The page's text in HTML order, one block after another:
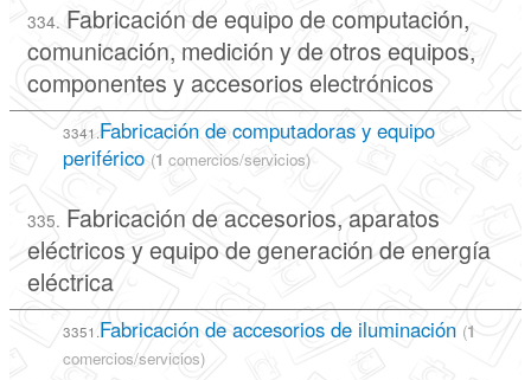
334. Fabricación de equipo de computación,
comunicación, medición y de otros equipos,
componentes y accesorios electrónicos
3341.Fabricación de computadoras y equipo
periférico (1 comercios/servicios)
335. Fabricación de accesorios, aparatos
eléctricos y equipo de generación de energía
eléctrica
3351.Fabricación de accesorios de iluminación (1
comercios/servicios)